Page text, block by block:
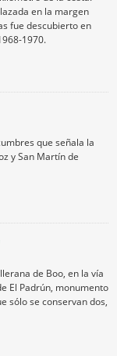
en la margen
fue descubierto en
1970.
que señala la
y San Martín de
de Boo, en la vía
El Padrún, monumento
sólo se conservan dos,